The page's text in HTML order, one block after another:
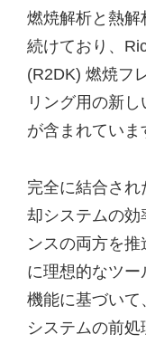
燃焼解析と熱解
続けており、
(R2DK) 燃焼フ
リング用の新
が含まれていま
完全に結合さ
却システムの効
ンスの両方を
に理想的なツ
機能に基づいて
システムの前